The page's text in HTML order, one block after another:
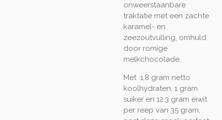
onweerstaanbare
traktatie met een zachte
karamel- en
zeezoutvulling, omhuld
door romige
melkchocolade.
Met 1,8 gram netto
koolhydraten, 1 gram
suiker en 12,3 gram eiwit
per reep van 35 gram,